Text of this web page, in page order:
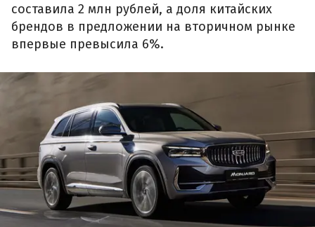
составила 2 млн рублей, а доля китайских
брендов в предложении на вторичном рынке
впервые превысила 6%.